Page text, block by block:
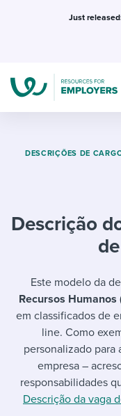
Just
DESCRIÇÕES DE
Descrição
Este modelo da
Recursos Humanos
em classificados de
line. Como
personalizado para
empresa –
responsabilidades
Descrição da vaga